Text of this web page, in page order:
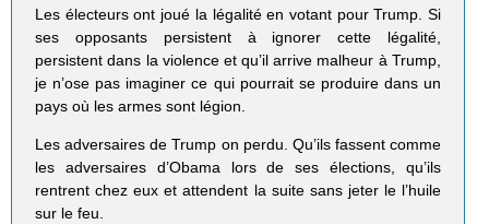
Les électeurs ont joué la légalité en votant pour Trump. Si
ses opposants persistent à ignorer cette légalité,
persistent dans la violence et qu’il arrive malheur à Trump,
je n’ose pas imaginer ce qui pourrait se produire dans un
pays où les armes sont légion.
Les adversaires de Trump on perdu. Qu’ils fassent comme
les adversaires d’Obama lors de ses élections, qu’ils
rentrent chez eux et attendent la suite sans jeter le l’huile
sur le feu.